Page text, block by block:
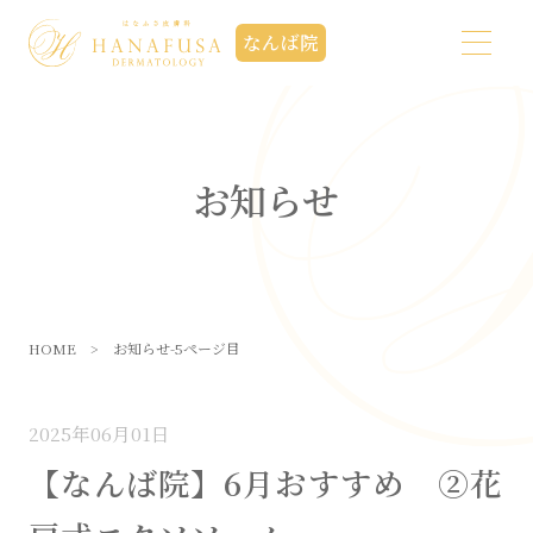
なんば院
お知らせ
HOME > お知らせ-5ページ目
2025年06月01日
【なんば院】6月おすすめ ②花